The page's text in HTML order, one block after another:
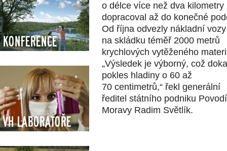
Konference
VH Laboratoře
o délce více než dva kilometry
dopracoval až do konečné
Od října odvezly nákladní vozy
na skládku téměř 2000 metrů
krychlových vytěženého
„Výsledek je výborný, což
pokles hladiny o 60 až
70 centimetrů,“ řekl generální
ředitel státního podniku Povodí
Moravy Radim Světlík.